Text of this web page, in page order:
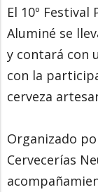
El 10º
Aluminé se
y contará con
con la
cerveza
Organizado
Cervecerías